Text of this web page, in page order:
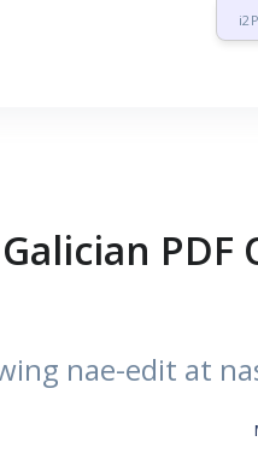
PDF
nae-edit at